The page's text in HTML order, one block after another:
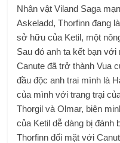
Nhân vật Viland Saga
Askeladd, Thorfinn đang
sở hữu của Ketil, một
Sau đó anh ta kết bạn với
Canute đã trở thành Vua
đầu độc anh trai mình là
của mình với trang trại
Thorgil và Olmar, biện
của Ketil dễ dàng bị đánh
Thorfinn đối mặt với